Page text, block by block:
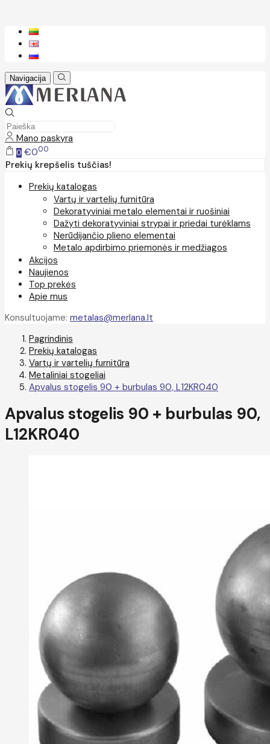
Navigacija
Mano paskyra
0 €000
Prekių krepšelis tuščias!
Prekių katalogas
Vartų ir vartelių furnitūra
Dekoratyviniai metalo elementai ir ruošiniai
Dažyti dekoratyviniai strypai ir priedai turėklams
Nerūdijančio plieno elementai
Metalo apdirbimo priemonės ir medžiagos
Akcijos
Naujienos
Top prekės
Apie mus
Konsultuojame: metalas@merlana.lt
Pagrindinis
Prekių katalogas
Vartų ir vartelių furnitūra
Metaliniai stogeliai
Apvalus stogelis 90 + burbulas 90, L12KR040
Apvalus stogelis 90 + burbulas 90,
L12KR040